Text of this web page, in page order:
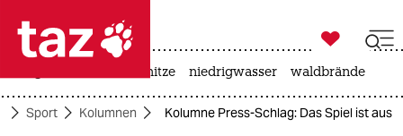
 taz zahl ich
taz zahl ich

taz zahl ich
hitze niedrigwasser waldbrände
Sport Kolumnen Kolumne Press-Schlag: Das Spiel ist aus